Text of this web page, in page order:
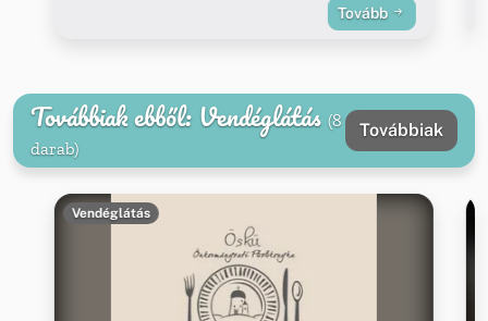
Tovább
Továbbiak ebből: Vendéglátás (8
darab)
Továbbiak
Vendéglátás